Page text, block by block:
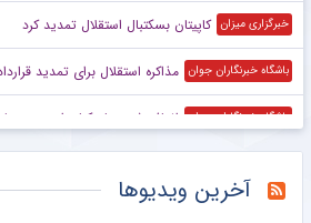
خبرگزاری میزان کاپیتان بسکتبال استقلال تمدید کرد
باشگاه خبرنگاران جوان مذاکره استقلال برای تمدید
باشگاه خبرنگاران جوان اضافه شدن بازیکنان امید
وینگر آفریقایی پرسپولیس ماندنی شد
آخرین ویدیوها